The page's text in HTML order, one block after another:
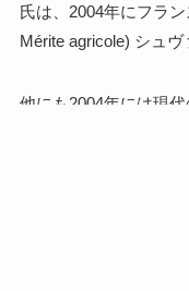
氏は、2004年にフラ
Mérite agricole) シュヴ
他にも2004年には現